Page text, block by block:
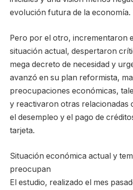
evolución futura de la economía.
Pero por el otro, incrementaron
situación actual, despertaron
mega decreto de necesidad y
avanzó en su plan reformista,
preocupaciones económicas,
y reactivaron otras relacionadas
el desempleo y el pago de
tarjeta.
Situación económica actual y
preocupan
El estudio, realizado el mes